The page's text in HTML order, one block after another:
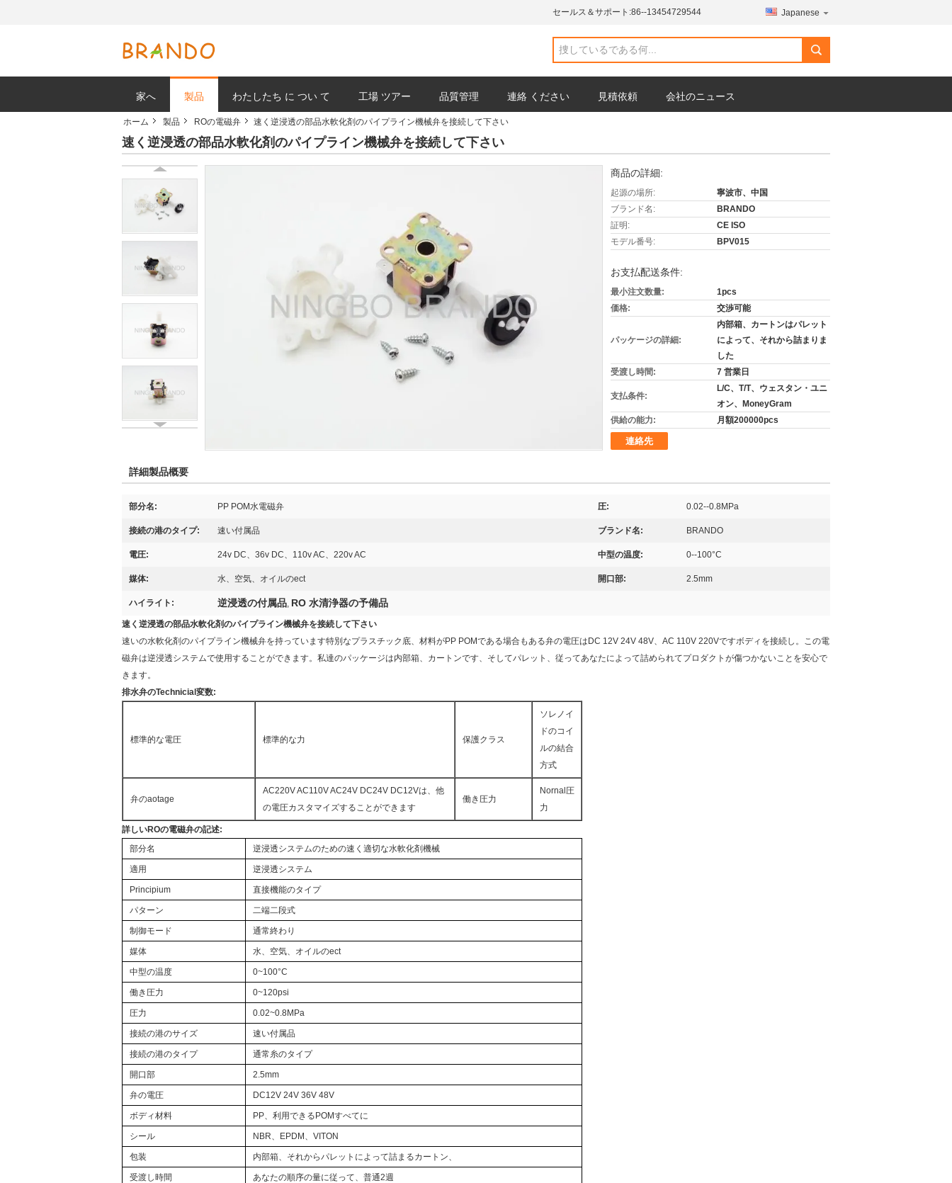
セールス＆サポート:86--13454729544 Japanese
家へ 製品 わたしたち に つい て 工場 ツアー 品質管理 連絡 ください 見積依頼 会社のニュース
ホーム 製品 ROの電磁弁 速く逆浸透の部品水軟化剤のパイプライン機械弁を接続して下さい
速く逆浸透の部品水軟化剤のパイプライン機械弁を接続して下さい
商品の詳細:
起源の場所:
寧波市、中国
ブランド名:
BRANDO
証明:
CE ISO
モデル番号:
BPV015
お支払配送条件:
最小注文数量:
1pcs
価格:
交渉可能
パッケージの詳細:
内部箱、カートンはパレット
によって、それから詰まりま
した
受渡し時間:
7 営業日
支払条件:
L/C、T/T、ウェスタン・ユニ
オン、MoneyGram
供給の能力:
月額200000pcs
連絡先
詳細製品概要
部分名: PP POM水電磁弁 圧: 0.02--0.8MPa
接続の港のタイプ: 速い付属品 ブランド名: BRANDO
電圧: 24v DC、36v DC、110v AC、220v AC 中型の温度: 0--100°C
媒体: 水、空気、オイルのect 開口部: 2.5mm
ハイライト: 逆浸透の付属品, RO 水清浄器の予備品
速く逆浸透の部品水軟化剤のパイプライン機械弁を接続して下さい
速いの水軟化剤のパイプライン機械弁を持っています特別なプラスチック底、材料がPP POMである場合もある弁の電圧はDC 12V 24V 48V、AC 110V 220Vですボディを接続し。この電
磁弁は逆浸透システムで使用することができます。私達のパッケージは内部箱、カートンです、そしてパレット、従ってあなたによって詰められてプロダクトが傷つかないことを安心で
きます。
排水弁のTechnicial変数:
標準的な電圧 標準的な力 保護クラス
ソレノイ
ドのコイ
ルの結合
方式
弁のaotage
AC220V AC110V AC24V DC24V DC12Vは、他
の電圧カスタマイズすることができます
働き圧力
Nornal圧
力
詳しいROの電磁弁の記述:
部分名
逆浸透システムのための速く適切な水軟化剤機械
適用 逆浸透システム
Principium 直接機能のタイプ
パターン 二端二段式
制御モード 通常終わり
媒体 水、空気、オイルのect
中型の温度 0~100°C
働き圧力 0~120psi
圧力 0.02~0.8MPa
接続の港のサイズ 速い付属品
接続の港のタイプ 通常糸のタイプ
開口部 2.5mm
弁の電圧 DC12V 24V 36V 48V
ボディ材料 PP、利用できるPOMすべてに
シール NBR、EPDM、VITON
包装 内部箱、それからパレットによって詰まるカートン、
受渡し時間 あなたの順序の量に従って、普通2週